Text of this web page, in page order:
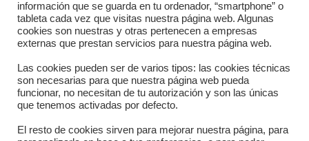
Directorio departamentos
Horario
Formulario de contacto
información que se guarda en tu ordenador, “smartphone” o
tableta cada vez que visitas nuestra página web. Algunas
cookies son nuestras y otras pertenecen a empresas
externas que prestan servicios para nuestra página web.
Las cookies pueden ser de varios tipos: las cookies técnicas
son necesarias para que nuestra página web pueda
funcionar, no necesitan de tu autorización y son las únicas
que tenemos activadas por defecto.
El resto de cookies sirven para mejorar nuestra página, para